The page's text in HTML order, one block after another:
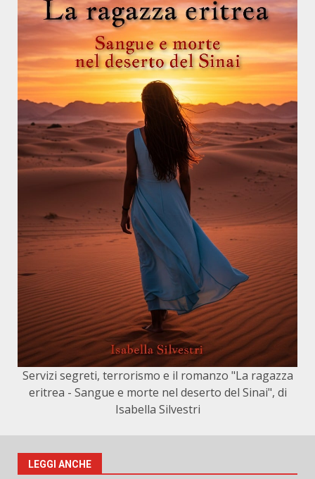
Servizi segreti, terrorismo e il romanzo "La ragazza
eritrea - Sangue e morte nel deserto del Sinai", di
Isabella Silvestri
LEGGI ANCHE